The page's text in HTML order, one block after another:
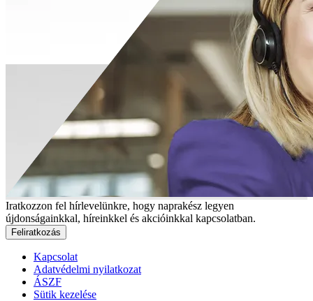
Iratkozzon fel hírlevelünkre, hogy naprakész legyen
újdonságainkkal, híreinkkel és akcióinkkal kapcsolatban.
Feliratkozás
Kapcsolat
Adatvédelmi nyilatkozat
ÁSZF
Sütik kezelése